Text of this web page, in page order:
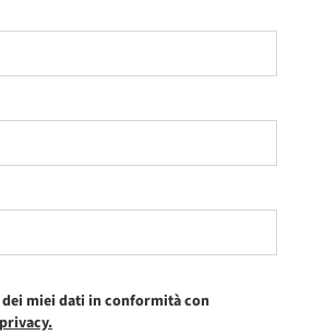
miei dati in conformità con